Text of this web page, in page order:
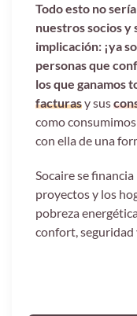
Todo esto no
nuestros socios y
implicación: ¡ya
personas que
los que ganamos
facturasy sus
como
con ella de una
Socaire se
proyectos y los
pobreza
confort, seguridad